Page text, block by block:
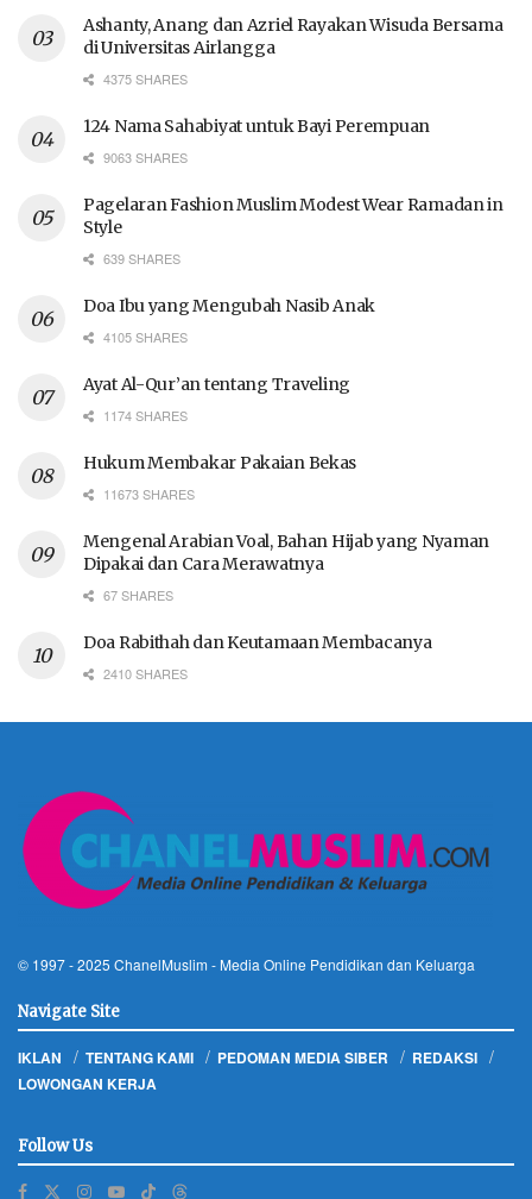
Ashanty, Anang dan Azriel Rayakan Wisuda Bersama
di Universitas Airlangga
4375 SHARES
124 Nama Sahabiyat untuk Bayi Perempuan
9063 SHARES
Pagelaran Fashion Muslim Modest Wear Ramadan in
Style
639 SHARES
Doa Ibu yang Mengubah Nasib Anak
4105 SHARES
Ayat Al-Qur’an tentang Traveling
1174 SHARES
Hukum Membakar Pakaian Bekas
11673 SHARES
Mengenal Arabian Voal, Bahan Hijab yang Nyaman
Dipakai dan Cara Merawatnya
67 SHARES
Doa Rabithah dan Keutamaan Membacanya
2410 SHARES
© 1997 - 2025 ChanelMuslim - Media Online Pendidikan dan Keluarga
Navigate Site
IKLAN TENTANG KAMI PEDOMAN MEDIA SIBER
REDAKSI
LOWONGAN KERJA
Follow Us